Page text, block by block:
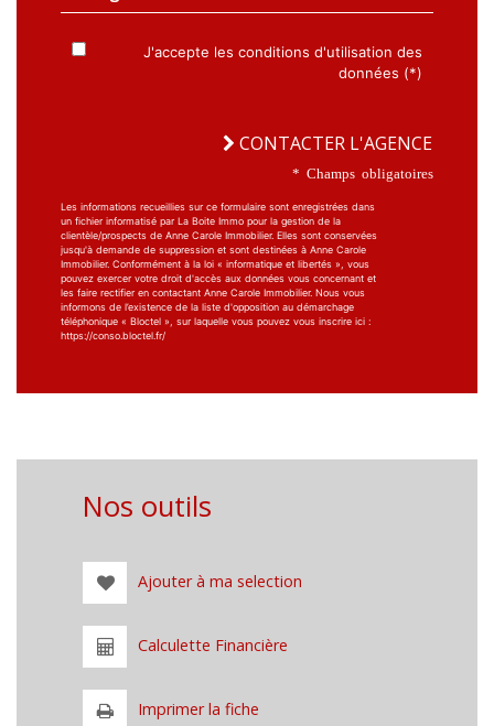
J'accepte les conditions d'utilisation des
données (*)
CONTACTER L'AGENCE
* Champs obligatoires
Les informations recueillies sur ce formulaire sont enregistrées dans
un fichier informatisé par La Boite Immo pour la gestion de la
clientèle/prospects de Anne Carole Immobilier. Elles sont conservées
jusqu'à demande de suppression et sont destinées à Anne Carole
Immobilier. Conformément à la loi « informatique et libertés », vous
pouvez exercer votre droit d'accès aux données vous concernant et
les faire rectifier en contactant Anne Carole Immobilier. Nous vous
informons de l’existence de la liste d'opposition au démarchage
téléphonique « Bloctel », sur laquelle vous pouvez vous inscrire ici :
https://conso.bloctel.fr/
Nos outils
Ajouter à ma selection
Calculette Financière
Imprimer la fiche